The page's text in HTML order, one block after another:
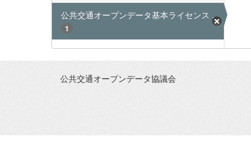
公共交通オープンデータ基本ライセンス ...
1
公共交通オープンデータ協議会